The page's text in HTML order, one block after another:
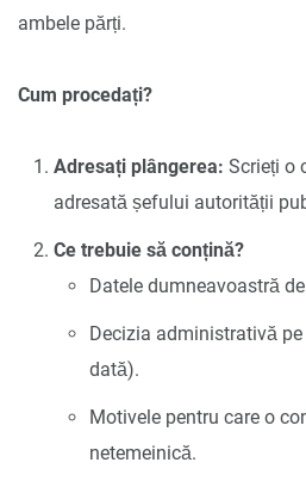
ambele părți.
Cum procedați?
Adresați plângerea: Scrieți o
adresată șefului autorității
Ce trebuie să conțină?
Datele dumneavoastră
Decizia administrativă
dată).
Motivele pentru care o
netemeinică.